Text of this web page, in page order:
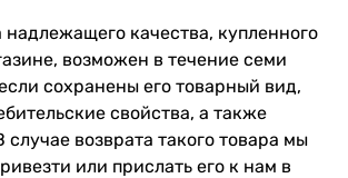
надлежащего качества, купленного
возможен в течение семи
сохранены его товарный вид,
свойства, а также
случае возврата такого товара мы
или прислать его к нам в